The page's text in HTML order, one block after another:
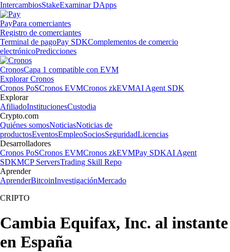
IntercambiosStakeExaminar DApps
PayPara comerciantes
Registro de comerciantes
Terminal de pagoPay SDKComplementos de comercio
electrónicoPredicciones
CronosCapa 1 compatible con EVM
Explorar Cronos
Cronos PoSCronos EVMCronos zkEVMAI Agent SDK
Explorar
AfiliadoInstitucionesCustodia
Crypto.com
Quiénes somosNoticiasNoticias de
productosEventosEmpleoSociosSeguridadLicencias
Desarrolladores
Cronos PoSCronos EVMCronos zkEVMPay SDKAI Agent
SDKMCP ServersTrading Skill Repo
Aprender
AprenderBitcoinInvestigaciónMercado
CRIPTO
Cambia Equifax, Inc. al instante
en España